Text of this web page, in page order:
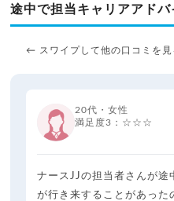
途中で担当キャリアアド
← スワイプして他の口コミを
20代・女性
満足度3：☆☆☆
ナースJJの担当者さんが途
が行き来することがあった